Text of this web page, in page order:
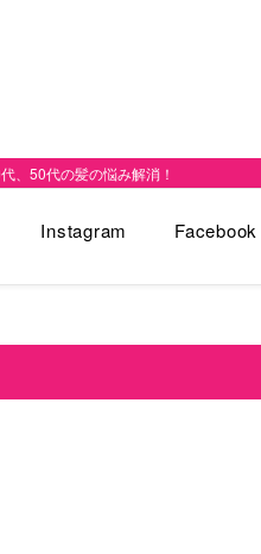
、50代の髪の悩み解消！
Instagram Facebook